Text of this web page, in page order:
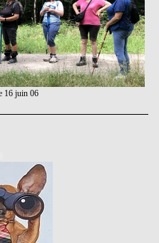
16 juin 06